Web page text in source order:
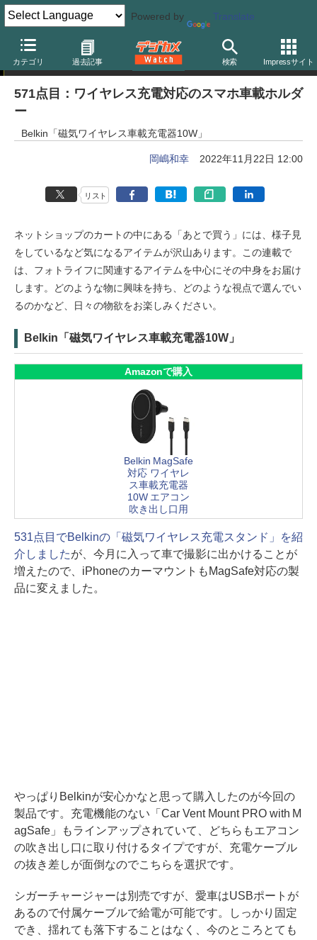
Powered by Translate
カテゴリ 過去記事 検索 Impressサイト
岡嶋和幸の「あとで買う」
571点目：ワイヤレス充電対応のスマホ車載ホルダ
ー
Belkin「磁気ワイヤレス車載充電器10W」
岡嶋和幸 2022年11月22日 12:00
リスト
ネットショップのカートの中にある「あとで買う」には、様子見
をしているなど気になるアイテムが沢山あります。この連載で
は、フォトライフに関連するアイテムを中心にその中身をお届け
します。どのような物に興味を持ち、どのような視点で選んでい
るのかなど、日々の物欲をお楽しみください。
Belkin「磁気ワイヤレス車載充電器10W」
Amazonで購入
Belkin MagSafe
対応 ワイヤレ
ス車載充電器
10W エアコン
吹き出し口用
531点目でBelkinの「磁気ワイヤレス充電スタンド」を紹
介しましたが、今月に入って車で撮影に出かけることが
増えたので、iPhoneのカーマウントもMagSafe対応の製
品に変えました。
やっぱりBelkinが安心かなと思って購入したのが今回の
製品です。充電機能のない「Car Vent Mount PRO with M
agSafe」もラインアップされていて、どちらもエアコン
の吹き出し口に取り付けるタイプですが、充電ケーブル
の抜き差しが面倒なのでこちらを選択です。
シガーチャージャーは別売ですが、愛車はUSBポートが
あるので付属ケーブルで給電が可能です。しっかり固定
でき、揺れても落下することはなく、今のところとても